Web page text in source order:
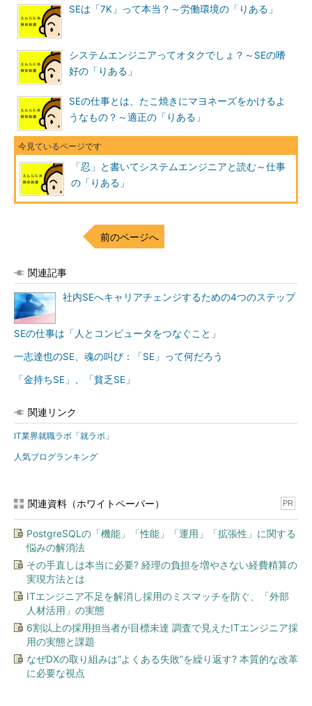
学）やネットワークスペシャリストなどのIT
SE100人に聞いた今どきのSEの生態 」（技
術評論社）、 ネットワークスペシャリスト
社）、
情報セキュリティスペシャリスト試
験対策の「セスぺ」シリーズ （日経BP社）
など多数。
Twitter： @3mon44
※記事中に登場する女性（名前は剣持成子）のアイコン
は、
料などでお使いください。
SEは「7K」って本当？～労働環境の「りある」
システムエンジニアってオタクでしょ？～SEの嗜
好の「りある」
SEの仕事とは、たこ焼きにマヨネーズをかけるよ
うなもの？～適正の「りある」
「忍」と書いてシステムエンジニアと読む～仕事
の「りある」
前のページへ
関連記事
社内SEへキャリアチェンジするための4つのステップ
SEの仕事は「人とコンピュータをつなぐこと」
一志達也のSE、魂の叫び：「SE」って何だろう
「金持ちSE」、「貧乏SE」
関連リンク
IT業界就職ラボ「就ラボ」
人気ブログランキング
関連資料（ホワイトペーパー） PR
PostgreSQLの「機能」「性能」「運用」「拡張性」に関する
悩みの解消法
その手直しは本当に必要? 経理の負担を増やさない経費精算の
実現方法とは
ITエンジニア不足を解消し採用のミスマッチを防ぐ、「外部
人材活用」の実態
6割以上の採用担当者が目標未達 調査で見えたITエンジニア採
用の実態と課題
なぜDXの取り組みは“よくある失敗”を繰り返す? 本質的な改革
に必要な視点